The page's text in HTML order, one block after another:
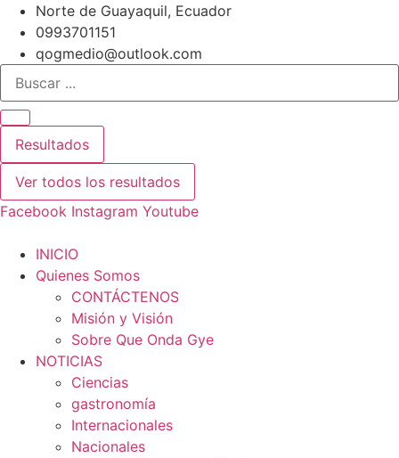
contenido
Norte de Guayaquil, Ecuador
0993701151
qogmedio@outlook.com
Search
Resultados
Ver todos los resultados
Facebook Instagram Youtube
INICIO
Quienes Somos
CONTÁCTENOS
Misión y Visión
Sobre Que Onda Gye
NOTICIAS
Ciencias
gastronomía
Internacionales
Nacionales